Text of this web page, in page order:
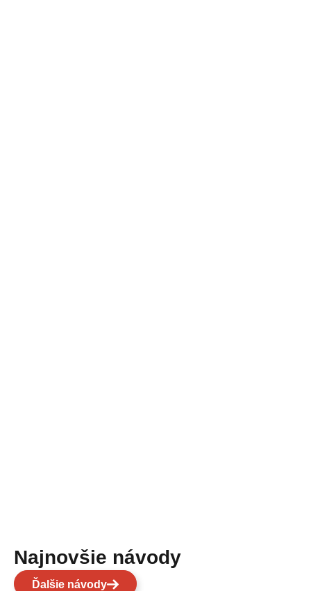
Najnovšie návody
Ďalšie návody